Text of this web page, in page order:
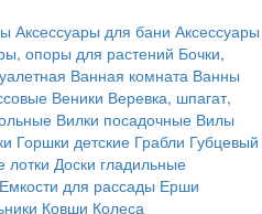
Аксессуары для бани Аксессуары
опоры для растений Бочки,
Ванная комната Ванны
Веники Веревка, шпагат,
Вилки посадочные Вилы
Горшки детские Грабли Губцевый
лотки Доски гладильные
Емкости для рассады Ерши
Ковши Колеса